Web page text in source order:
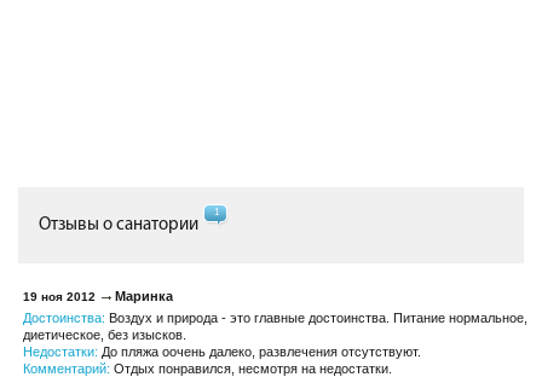
Отзывы о санатории
1
19 ноя 2012
Маринка
Достоинства: Воздух и природа - это главные достоинства. Питание нормальное,
диетическое, без изысков.
Недостатки: До пляжа оочень далеко, развлечения отсутствуют.
Комментарий: Отдых понравился, несмотря на недостатки.